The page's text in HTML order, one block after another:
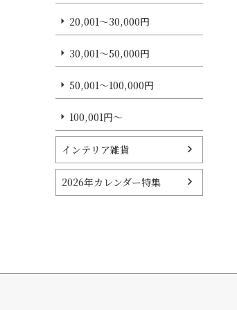
20,001～30,000円
30,001～50,000円
50,001～100,000円
100,001円～
インテリア雑貨
2026年カレンダー特集